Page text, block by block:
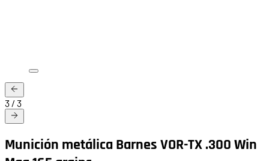
3 / 3
Munición metálica Barnes VOR-TX .300 Win